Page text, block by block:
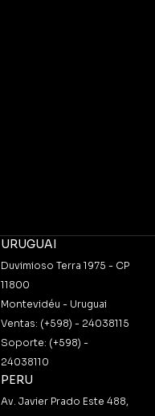
URUGUAI
Duvimioso Terra 1975 - CP
11800
Montevidéu - Uruguai
Ventas: (+598) - 24038115
Soporte: (+598) -
24038110
PERU
Av. Javier Prado Este 488,